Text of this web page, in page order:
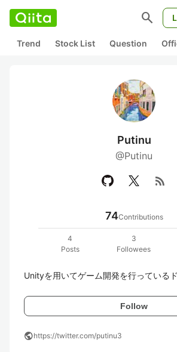
search
Trend Stock List Question
Putinu
@Putinu
rss_feed
74Contributions
4
Posts
3
Followees
Unityを用いてゲーム開発を行っているド
Follow
publichttps://twitter.com/putinu3